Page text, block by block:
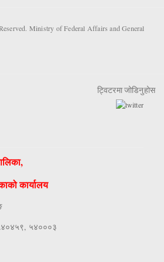
Ministry of Federal Affairs and General
ट्विटरमा जोडिनुहोस
कार्यालय
५४०००३